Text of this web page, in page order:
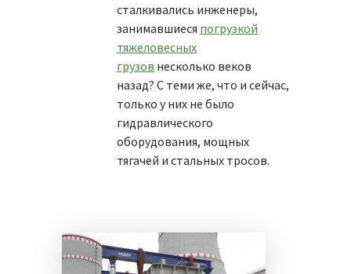
сталкивались инженеры,
занимавшиеся погрузкой
тяжеловесных
грузов несколько веков
назад? С теми же, что и сейчас,
только у них не было
гидравлического
оборудования, мощных
тягачей и стальных тросов.